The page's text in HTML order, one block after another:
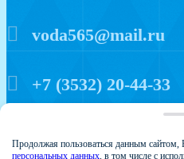
voda565@mail.ru
+7 (3532) 20-44-33
Продолжая пользоваться данным сайтом,
персональных данных, в том числе с